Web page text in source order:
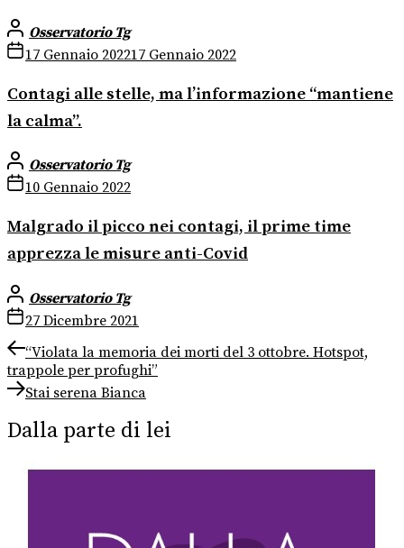
Osservatorio Tg
17 Gennaio 202217 Gennaio 2022
Contagi alle stelle, ma l’informazione “mantiene
la calma”.
Osservatorio Tg
10 Gennaio 2022
Malgrado il picco nei contagi, il prime time
apprezza le misure anti-Covid
Osservatorio Tg
27 Dicembre 2021
Navigazione
articoli
Previous
post:
“Violata la memoria dei morti del 3 ottobre. Hotspot,
trappole per profughi”
Next
post:
Stai serena Bianca
Dalla parte di lei